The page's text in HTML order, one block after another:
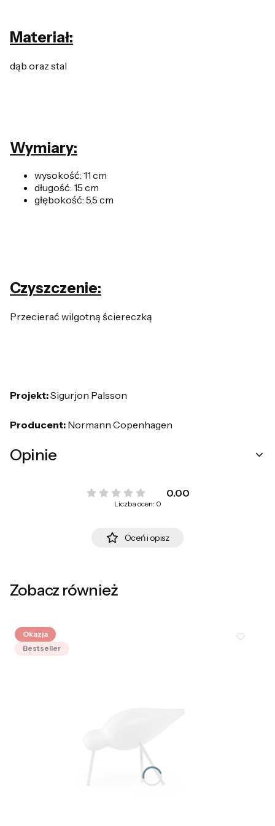
Materiał:
dąb oraz stal
Wymiary:
wysokość: 11 cm
długość: 15 cm
głębokość: 5,5 cm
Czyszczenie:
Przecierać wilgotną ściereczką
Projekt:Sigurjon Palsson
Producent: Normann Copenhagen
Opinie
0.00
Liczba ocen: 0
Oceń i opisz
Zobacz również
Okazja
Bestseller